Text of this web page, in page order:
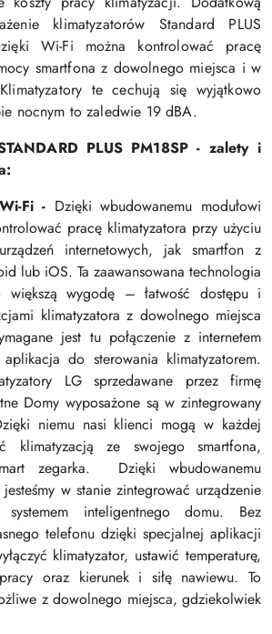
klimatyzatorów Standard PLUS
Wi-Fi można kontrolować pracę
smartfona z dowolnego miejsca i w
Klimatyzatory te cechują się wyjątkowo
nocnym to zaledwie 19 dBA.
PLUS PM18SP - zalety i
Fi - Dzięki wbudowanemu modułowi
pracę klimatyzatora przy użyciu
internetowych, jak smartfon z
lub iOS. Ta zaawansowana technologia
większą wygodę – łatwość dostępu i
klimatyzatora z dowolnego miejsca
jest tu połączenie z internetem
do sterowania klimatyzatorem.
LG sprzedawane przez firmę
Domy wyposażone są w zintegrowany
niemu nasi klienci mogą w każdej
klimatyzacją ze swojego smartfona,
zegarka. Dzięki wbudowanemu
w stanie zintegrować urządzenie
inteligentnego domu. Bez
telefonu dzięki specjalnej aplikacji
klimatyzator, ustawić temperaturę,
oraz kierunek i siłę nawiewu. To
z dowolnego miejsca, gdziekolwiek